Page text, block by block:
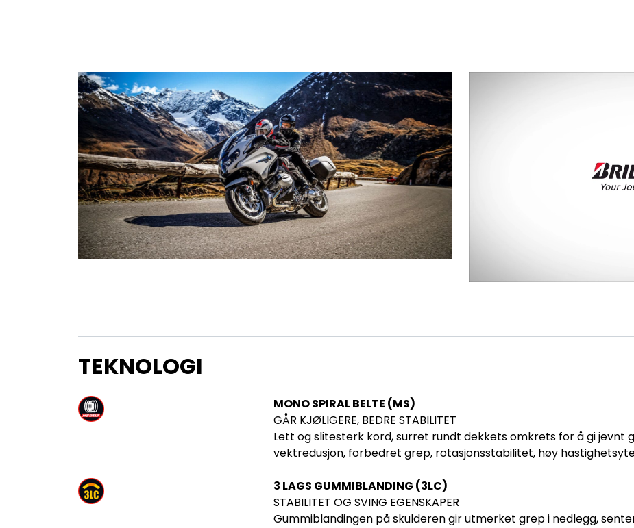
TEKNOLOGI
MONO SPIRAL BELTE (MS)
GÅR KJØLIGERE, BEDRE STABILITET
Lett og slitesterk kord, surret rundt dekkets omkrets for å gi jevnt
vektredusjon, forbedret grep, rotasjonsstabilitet, høy
3 LAGS GUMMIBLANDING (3LC)
STABILITET OG SVING EGENSKAPER
Gummiblandingen på skulderen gir utmerket grep i nedlegg,